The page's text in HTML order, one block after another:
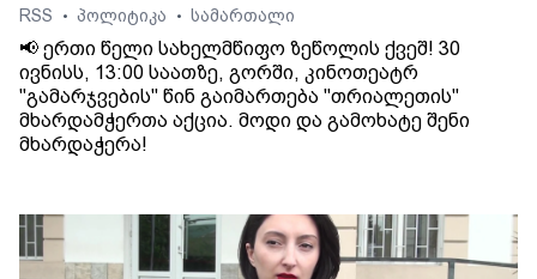
RSS
• პოლიტიკა • სამართალი
📢 ერთი წელი სახელმწიფო ზეწოლის ქვეშ! 30
ივნისს, 13:00 საათზე, გორში, კინოთეატრ
"გამარჯვების" წინ გაიმართება "თრიალეთის"
მხარდამჭერთა აქცია. მოდი და გამოხატე შენი
მხარდაჭერა!